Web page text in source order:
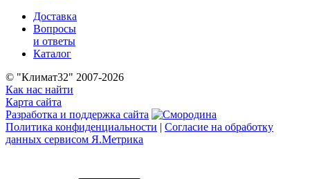
Доставка
Вопросы
и ответы
Каталог
© "Климат32" 2007-2026
Как нас найти
Карта сайта
Разработка и поддержка сайта
Политика конфиденциальности | Согласие на обработку
данных сервисом Я.Метрика